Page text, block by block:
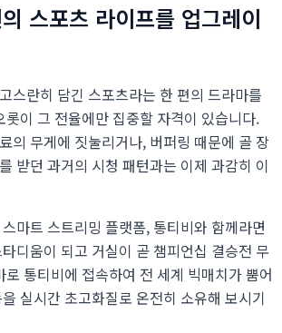
스포츠 라이프를 업그레이
스란히 담긴 스포츠라는 한 편의 드라마를
롯이 그 전율에만 집중할 자격이 있습니다.
의 무게에 짓눌리거나, 버퍼링 때문에 골 장
받던 과거의 시청 패턴과는 이제 과감히 이
마트 스트리밍 플랫폼, 통티비와 함께라면
디움이 되고 거실이 곧 챔피언십 결승전 무
로 통티비에 접속하여 전 세계 빅매치가 뿜어
실시간 초고화질로 온전히 소유해 보시기